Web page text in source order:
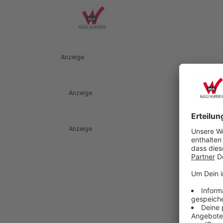
Anzeige
Anzeige
Anzeige